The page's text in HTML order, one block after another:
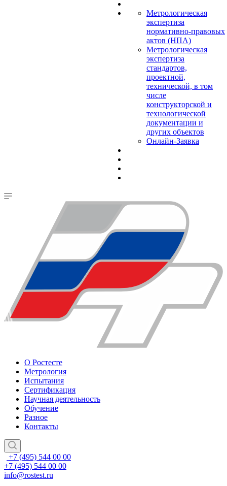
Метрологическая
экспертиза
нормативно-правовых
актов (НПА)
Метрологическая
экспертиза
стандартов,
проектной,
технической, в том
числе
конструкторской и
технологической
документации и
других объектов
Онлайн-Заявка
О Ростесте
Метрология
Испытания
Сертификация
Научная деятельность
Обучение
Разное
Контакты
+7 (495) 544 00 00
+7 (495) 544 00 00
info@rostest.ru